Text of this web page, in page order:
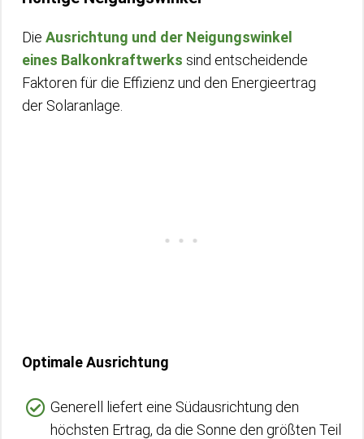
Die Ausrichtung und der Neigungswinkel
eines Balkonkraftwerks sind entscheidende
Faktoren für die Effizienz und den Energieertrag
der Solaranlage.
Optimale Ausrichtung
Generell liefert eine Südausrichtung den
höchsten Ertrag, da die Sonne den größten Teil